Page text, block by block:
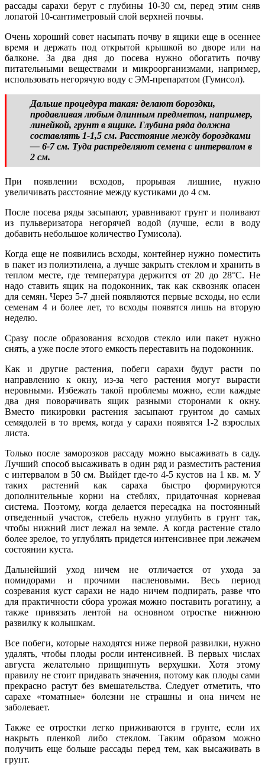
рассады сарахи берут с глубины 10-30 см, перед этим сняв
лопатой 10-сантиметровый слой верхней почвы.
Очень хороший совет насыпать почву в ящики еще в осеннее
время и держать под открытой крышкой во дворе или на
балконе. За два дня до посева нужно обогатить почву
питательными веществами и микроорганизмами, например,
использовать негорячую воду с ЭМ-препаратом (Гумисол).
Дальше процедура такая: делают бороздки,
продавливая любым длинным предметом, например,
линейкой, грунт в ящике. Глубина ряда должна
составлять 1-1,5 см. Расстояние между бороздками
— 6-7 см. Туда распределяют семена с интервалом в
2 см.
При появлении всходов, прорывая лишние, нужно
увеличивать расстояние между кустиками до 4 см.
После посева ряды засыпают, уравнивают грунт и поливают
из пульверизатора негорячей водой (лучше, если в воду
добавить небольшое количество Гумисола).
Когда еще не появились всходы, контейнер нужно поместить
в пакет из полиэтилена, а лучше закрыть стеклом и хранить в
теплом месте, где температура держится от 20 до 28°С. Не
надо ставить ящик на подоконник, так как сквозняк опасен
для семян. Через 5-7 дней появляются первые всходы, но если
семенам 4 и более лет, то всходы появятся лишь на вторую
неделю.
Сразу после образования всходов стекло или пакет нужно
снять, а уже после этого емкость переставить на подоконник.
Как и другие растения, побеги сарахи будут расти по
направлению к окну, из-за чего растения могут вырасти
неровными. Избежать такой проблемы можно, если каждые
два дня поворачивать ящик разными сторонами к окну.
Вместо пикировки растения засыпают грунтом до самых
семядолей в то время, когда у сарахи появятся 1-2 взрослых
листа.
Только после заморозков рассаду можно высаживать в саду.
Лучший способ высаживать в один ряд и разместить растения
с интервалом в 50 см. Выйдет где-то 4-5 кустов на 1 кв. м. У
таких растений как сараха быстро формируются
дополнительные корни на стеблях, придаточная корневая
система. Поэтому, когда делается пересадка на постоянный
отведенный участок, стебель нужно углубить в грунт так,
чтобы нижний лист лежал на земле. А когда растение стало
более зрелое, то углублять придется интенсивнее при лежачем
состоянии куста.
Дальнейший уход ничем не отличается от ухода за
помидорами и прочими пасленовыми. Весь период
созревания куст сарахи не надо ничем подпирать, разве что
для практичности сбора урожая можно поставить рогатину, а
также привязать лентой на основном отростке нижнюю
развилку к колышкам.
Все побеги, которые находятся ниже первой развилки, нужно
удалять, чтобы плоды росли интенсивней. В первых числах
августа желательно прищипнуть верхушки. Хотя этому
правилу не стоит придавать значения, потому как плоды сами
прекрасно растут без вмешательства. Следует отметить, что
сарахе «томатные» болезни не страшны и она ничем не
заболевает.
Также ее отростки легко приживаются в грунте, если их
накрыть пленкой либо стеклом. Таким образом можно
получить еще больше рассады перед тем, как высаживать в
грунт.